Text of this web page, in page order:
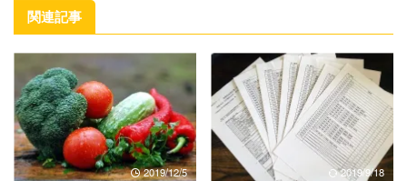
関連記事
2019/12/5 2019/9/18